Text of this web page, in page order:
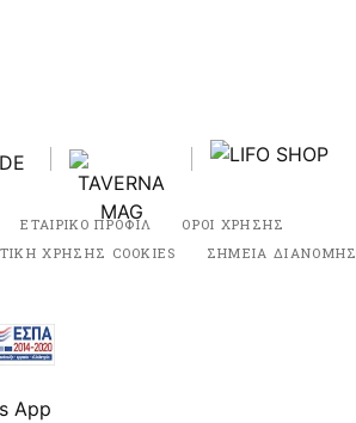
ΕΤΑΙΡΙΚΟ ΠΡΟΦΙΛ
ΟΡΟΙ ΧΡΗΣΗΣ
ΧΡΗΣΗΣ COOKIES
ΣΗΜΕΙΑ ΔΙΑΝΟΜΗΣ